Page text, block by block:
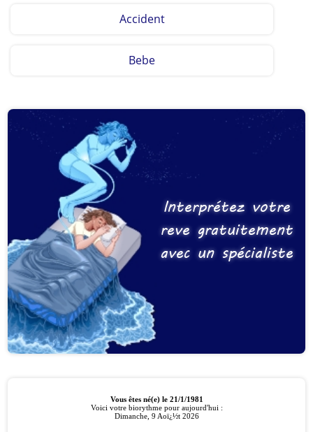
Accident
Bebe
Interprétez votre
reve gratuitement
avec un spécialiste